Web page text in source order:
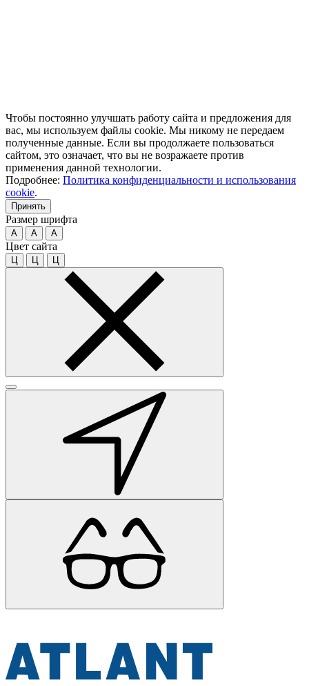
Чтобы постоянно улучшать работу сайта и предложения для
вас, мы используем файлы cookie. Мы никому не передаем
полученные данные. Если вы продолжаете пользоваться
сайтом, это означает, что вы не возражаете против
применения данной технологии.
Подробнее: Политика конфиденциальности и использования
cookie.
Принять
Размер шрифта
A A A
Цвет сайта
Ц Ц Ц